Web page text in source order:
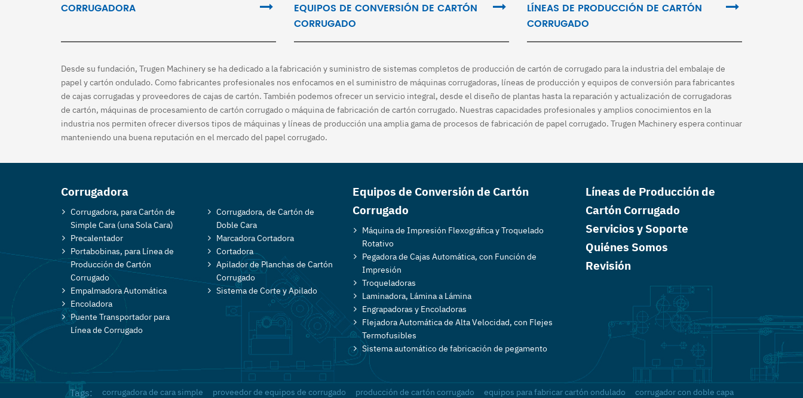
CORRUGADORA
EQUIPOS DE CONVERSIÓN DE CARTÓN
CORRUGADO
LÍNEAS DE PRODUCCIÓN DE CARTÓN
CORRUGADO
Desde su fundación, Trugen Machinery se ha dedicado a la fabricación y suministro de sistemas completos de producción de cartón de corrugado para la industria del embalaje de
papel y cartón ondulado. Como fabricantes profesionales nos enfocamos en el suministro de máquinas corrugadoras, líneas de producción y equipos de conversión para fabricantes
de cajas corrugadas y proveedores de cajas de cartón. También podemos ofrecer un servicio integral, desde el diseño de plantas hasta la reparación y actualización de corrugadoras
de cartón, máquinas de procesamiento de cartón corrugado o máquina de fabricación de cartón corrugado. Nuestras capacidades profesionales y amplios conocimientos en la
industria nos permiten ofrecer diversos tipos de máquinas y líneas de producción una amplia gama de procesos de fabricación de papel corrugado. Trugen Machinery espera continuar
manteniendo una buena reputación en el mercado del papel corrugado.
Corrugadora
Corrugadora, para Cartón de
Simple Cara (una Sola Cara)
Precalentador
Portabobinas, para Línea de
Producción de Cartón
Corrugado
Empalmadora Automática
Encoladora
Puente Transportador para
Línea de Corrugado
Corrugadora, de Cartón de
Doble Cara
Marcadora Cortadora
Cortadora
Apilador de Planchas de Cartón
Corrugado
Sistema de Corte y Apilado
Equipos de Conversión de Cartón
Corrugado
Máquina de Impresión Flexográfica y Troquelado
Rotativo
Pegadora de Cajas Automática, con Función de
Impresión
Troqueladoras
Laminadora, Lámina a Lámina
Engrapadoras y Encoladoras
Flejadora Automática de Alta Velocidad, con Flejes
Termofusibles
Sistema automático de fabricación de pegamento
Líneas de Producción de
Cartón Corrugado
Servicios y Soporte
Quiénes Somos
Revisión
Tags: corrugadora de cara simple proveedor de equipos de corrugado producción de cartón corrugado equipos para fabricar cartón ondulado corrugador con doble capa